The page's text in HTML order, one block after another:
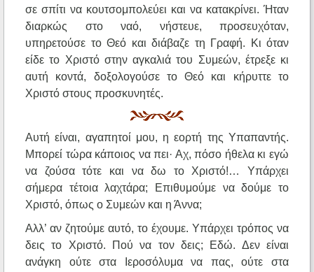
σε σπίτι να κουτσομπολεύει και να κατακρίνει. Ήταν
διαρκώς στο ναό, νήστευε, προσευχόταν,
υπηρετούσε το Θεό και διάβαζε τη Γραφή. Κι όταν
είδε το Χριστό στην αγκαλιά του Συμεών, έτρεξε κι
αυτή κοντά, δοξολογούσε το Θεό και κήρυττε το
Χριστό στους προσκυνητές.
Αυτή είναι, αγαπητοί μου, η εορτή της Υπαπαντής.
Μπορεί τώρα κάποιος να πει· Αχ, πόσο ήθελα κι εγώ
να ζούσα τότε και να δω το Χριστό!… Υπάρχει
σήμερα τέτοια λαχτάρα; Επιθυμούμε να δούμε το
Χριστό, όπως ο Συμεών και η Άννα;
Αλλ’ αν ζητούμε αυτό, το έχουμε. Υπάρχει τρόπος να
δεις το Χριστό. Πού να τον δεις; Εδώ. Δεν είναι
ανάγκη ούτε στα Ιεροσόλυμα να πας, ούτε στα